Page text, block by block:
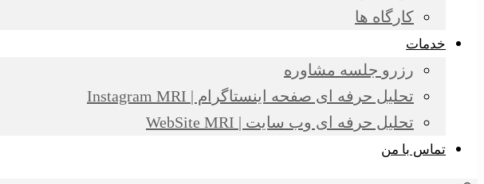
کارگاه ها
خدمات
رزرو جلسه مشاوره
تحلیل حرفه ای صفحه اینستاگرام | Instagram MRI
تحلیل حرفه ای وب سایت | WebSite MRI
تماس با من